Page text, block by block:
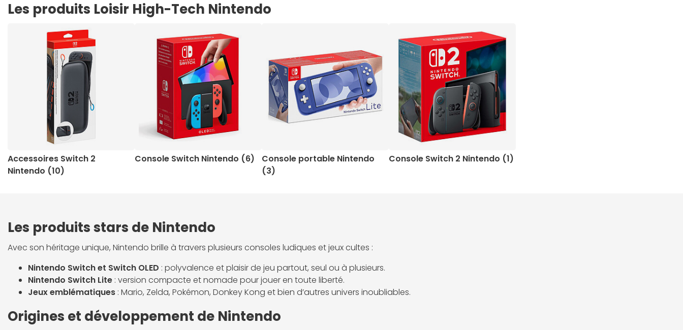
Les produits Loisir High-Tech Nintendo
Accessoires Switch 2
Nintendo (10)
Console Switch Nintendo (6)
Console portable Nintendo
(3)
Console Switch 2 Nintendo (1)
Les produits stars de Nintendo
Avec son héritage unique, Nintendo brille à travers plusieurs consoles ludiques et jeux cultes :
Nintendo Switch et Switch OLED : polyvalence et plaisir de jeu partout, seul ou à plusieurs.
Nintendo Switch Lite : version compacte et nomade pour jouer en toute liberté.
Jeux emblématiques : Mario, Zelda, Pokémon, Donkey Kong et bien d’autres univers inoubliables.
Origines et développement de Nintendo